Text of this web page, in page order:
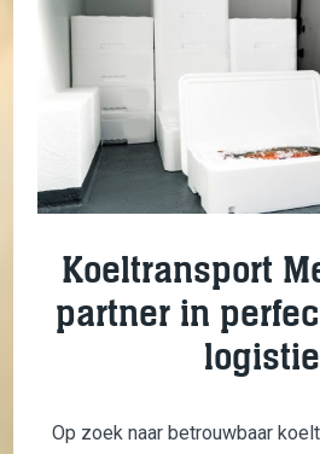
Koeltransport
partner in
Op zoek naar betrouwbaar